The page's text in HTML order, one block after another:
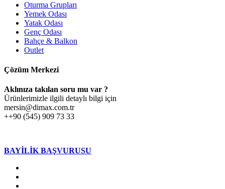
Oturma Grupları
Yemek Odası
Yatak Odası
Genç Odası
Bahçe & Balkon
Outlet
Çözüm Merkezi
Aklınıza takılan soru mu var ?
Ürünlerimizle ilgili detaylı bilgi için
mersin@dimax.com.tr
++90 (545) 909 73 33
BAYİLİK BAŞVURUSU